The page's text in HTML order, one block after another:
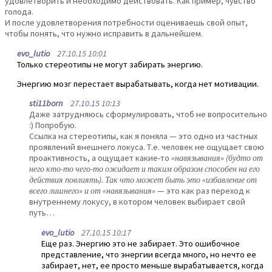
голода.
И после удовлетворения потребности оцениваешь свой опыт,
чтобы понять, что нужно исправить в дальнейшем.
evo_lutio27.10.15 10:01
Только стереотипы не могут забирать энергию.
Энергию мозг перестает вырабатывать, когда нет мотивации.
sti11born 27.10.15 10:13
Даже затрудняюсь сформулировать, чтоб не вопросительно
:) Попробую.
Ссылка на стереотипы, как я поняла — это одно из частных
проявлений внешнего локуса. Т.е. человек не ощущает свою
проактивность, а ощущает какие-то «навязывания» (будто от
него кто-то чего-то ожидает и таким образом способен на его
действия повлиять). Так что может быть это «избавление от
всего лишнего» и от «навязывания»— это как раз переход к
внутреннему локусу, в котором человек выбирает свой
путь…
evo_lutio27.10.15 10:17
Еще раз. Энергию это не забирает. Это ошибочное
представление, что энергии всегда много, но нечто ее
забирает, нет, ее просто меньше вырабатывается, когда